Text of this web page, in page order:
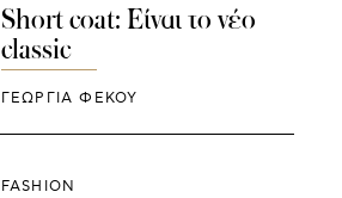
Short coat: Είναι το νέο
classic
ΓΕΩΡΓΙΑ ΦΕΚΟΥ
FASHION